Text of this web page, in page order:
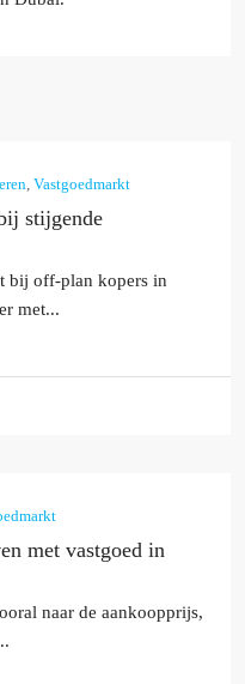
, Vastgoedmarkt
stijgende
bij off-plan kopers in
met...
met vastgoed in
naar de aankoopprijs,